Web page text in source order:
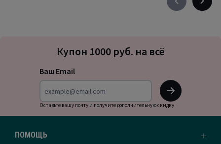
Précédent
Подписка
на
Купон 1000 руб. на всё
Ваш Email
OK
Оставьте вашу почту и получите дополнительную скидку
ПОМОЩЬ